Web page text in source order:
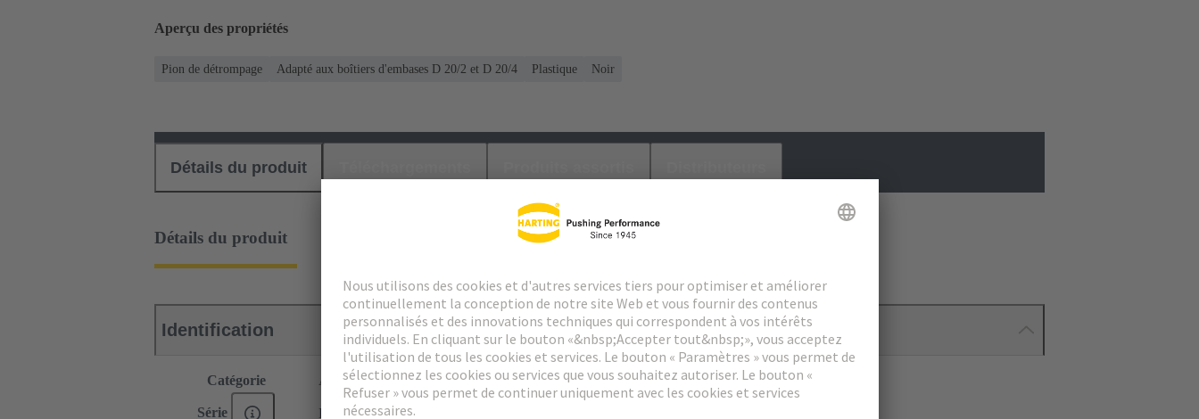
Aperçu des propriétés
Pion de détrompage Adapté aux boîtiers d'embases D 20/2 et D 20/4 Plastique Noir
Détails du produit
Détails du produit
Identification
Catégorie Accessoires
Série DIN 41612